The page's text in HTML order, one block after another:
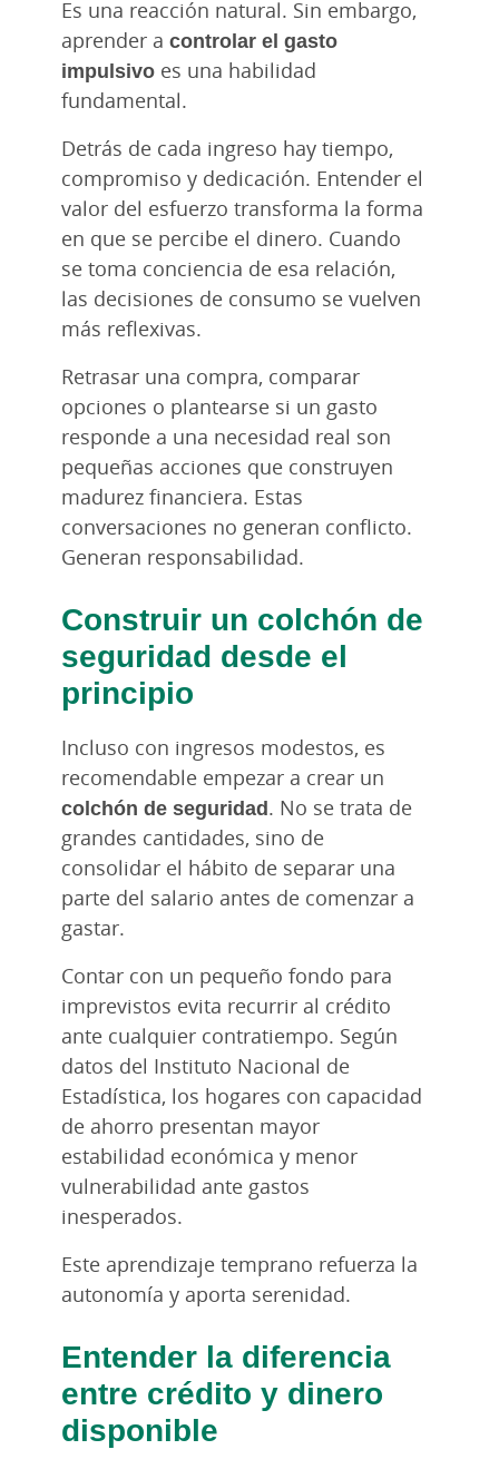
Es una reacción natural. Sin embargo,
aprender a controlar el gasto
impulsivo es una habilidad
fundamental.
Detrás de cada ingreso hay tiempo,
compromiso y dedicación. Entender el
valor del esfuerzo transforma la forma
en que se percibe el dinero. Cuando
se toma conciencia de esa relación,
las decisiones de consumo se vuelven
más reflexivas.
Retrasar una compra, comparar
opciones o plantearse si un gasto
responde a una necesidad real son
pequeñas acciones que construyen
madurez financiera. Estas
conversaciones no generan conflicto.
Generan responsabilidad.
Construir un colchón de
seguridad desde el
principio
Incluso con ingresos modestos, es
recomendable empezar a crear un
colchón de seguridad. No se trata de
grandes cantidades, sino de
consolidar el hábito de separar una
parte del salario antes de comenzar a
gastar.
Contar con un pequeño fondo para
imprevistos evita recurrir al crédito
ante cualquier contratiempo. Según
datos del Instituto Nacional de
Estadística, los hogares con capacidad
de ahorro presentan mayor
estabilidad económica y menor
vulnerabilidad ante gastos
inesperados.
Este aprendizaje temprano refuerza la
autonomía y aporta serenidad.
Entender la diferencia
entre crédito y dinero
disponible